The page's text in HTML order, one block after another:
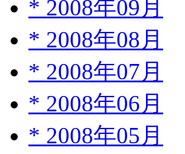
* 2008年09月
* 2008年08月
* 2008年07月
* 2008年06月
* 2008年05月